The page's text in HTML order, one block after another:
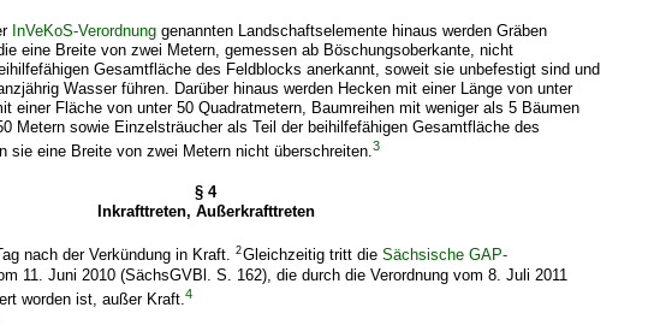
InVeKoS-Verordnung genannten Landschaftselemente hinaus werden Gräben
eine Breite von zwei Metern, gemessen ab Böschungsoberkante, nicht
Gesamtfläche des Feldblocks anerkannt, soweit sie unbefestigt sind und
Wasser führen. Darüber hinaus werden Hecken mit einer Länge von unter
einer Fläche von unter 50 Quadratmetern, Baumreihen mit weniger als 5 Bäumen
Metern sowie Einzelsträucher als Teil der beihilfefähigen Gesamtfläche des
sie eine Breite von zwei Metern nicht überschreiten.3
§ 4
Inkrafttreten, Außerkrafttreten
nach der Verkündung in Kraft.2Gleichzeitig tritt die Sächsische GAP-
11. Juni 2010 (SächsGVBl. S. 162), die durch die Verordnung vom 8. Juli 2011
worden ist, außer Kraft.4